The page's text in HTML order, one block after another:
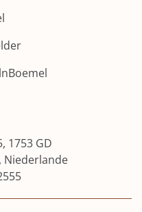
1753 GD
Niederlande
:)